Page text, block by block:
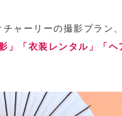
チャーリーの撮影プラン
影」「衣装レンタル」「